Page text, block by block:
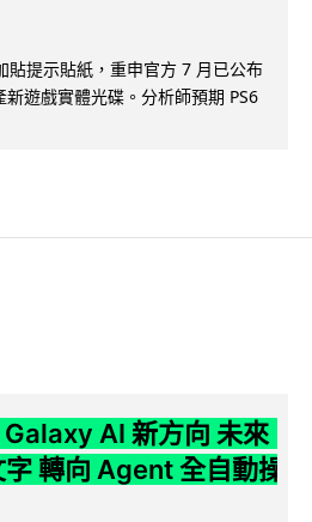
貼提示貼紙，重申官方 7 月已公布
遊戲實體光碟。分析師預期 PS6
AI 新方向 未來
轉向 Agent 全自動操